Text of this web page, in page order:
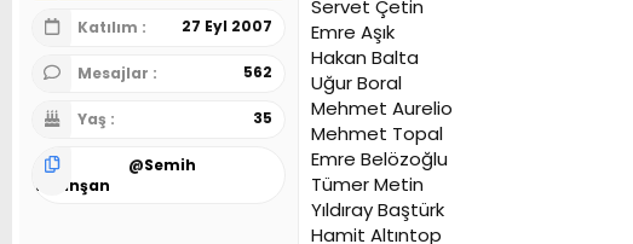
Katılım
27 Eyl 2007
Mesajlar 562
Yaş 35
@Semih
Tiyanşan
Servet Çetin
Emre Aşık
Hakan Balta
Uğur Boral
Mehmet Aurelio
Mehmet Topal
Emre Belözoğlu
Tümer Metin
Yıldıray Baştürk
Hamit Altıntop